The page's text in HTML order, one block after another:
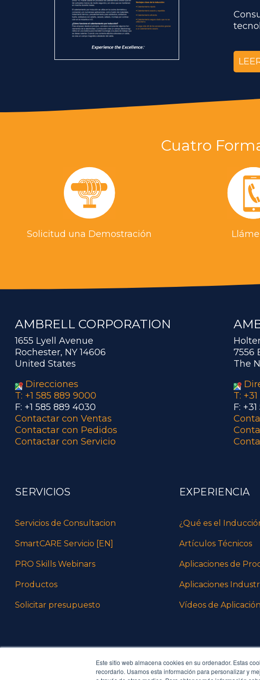
Este sitio web almacena cookies en su ordenador. Estas
recordarlo. Usamos esta información para personalizar y
Cuatro
Solicitud una Demostración
AMBRELL CORPORATION
1655 Lyell Avenue
Rochester, NY 14606
United States
Direcciones
T: +1 585 889 9000
F: +1 585 889 4030
Contactar con Ventas
Contactar con Pedidos
Contactar con Servicio
7556
The
T:
F:
SERVICIOS
Servicios de Consultacion
SmartCARE Servicio [EN]
PRO Skills Webinars
Productos
Solicitar presupuesto
EXPERIENCIA
¿Qué es el
Artículos Técnicos
Aplicaciones de
Aplicaciones
Vídeos de